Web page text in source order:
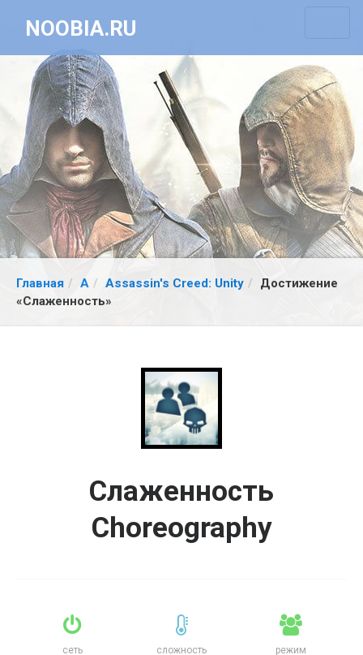
NOOBIA.RU
Главная A Assassin's Creed: Unity
Достижение
«Слаженность»
Слаженность
Choreography
сеть сложность режим